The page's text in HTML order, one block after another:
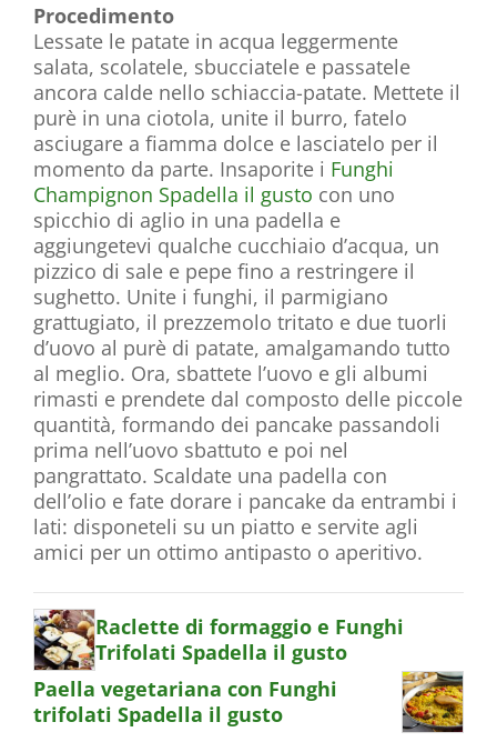
Procedimento
Lessate le patate in acqua leggermente
salata, scolatele, sbucciatele e passatele
ancora calde nello schiaccia-patate. Mettete il
purè in una ciotola, unite il burro, fatelo
asciugare a fiamma dolce e lasciatelo per il
momento da parte. Insaporite i Funghi
Champignon Spadella il gusto con uno
spicchio di aglio in una padella e
aggiungetevi qualche cucchiaio d’acqua, un
pizzico di sale e pepe fino a restringere il
sughetto. Unite i funghi, il parmigiano
grattugiato, il prezzemolo tritato e due tuorli
d’uovo al purè di patate, amalgamando tutto
al meglio. Ora, sbattete l’uovo e gli albumi
rimasti e prendete dal composto delle piccole
quantità, formando dei pancake passandoli
prima nell’uovo sbattuto e poi nel
pangrattato. Scaldate una padella con
dell’olio e fate dorare i pancake da entrambi i
lati: disponeteli su un piatto e servite agli
amici per un ottimo antipasto o aperitivo.
Raclette di formaggio e Funghi
Trifolati Spadella il gusto
Paella vegetariana con Funghi
trifolati Spadella il gusto